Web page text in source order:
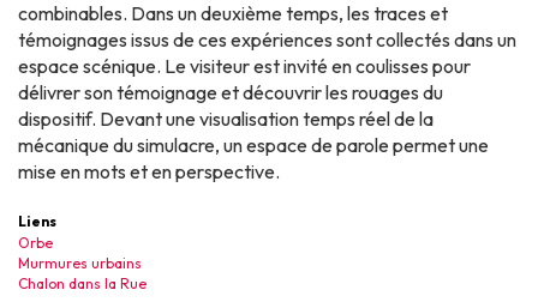
combinables. Dans un deuxième temps, les traces et
témoignages issus de ces expériences sont collectés dans un
espace scénique. Le visiteur est invité en coulisses pour
délivrer son témoignage et découvrir les rouages du
dispositif. Devant une visualisation temps réel de la
mécanique du simulacre, un espace de parole permet une
mise en mots et en perspective.
Liens
Orbe
Murmures urbains
Chalon dans la Rue